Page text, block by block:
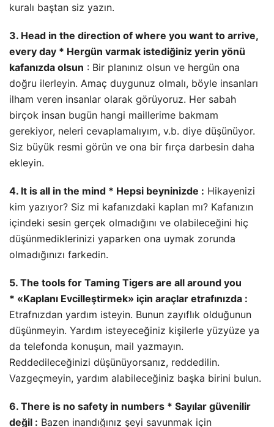
kuralı baştan siz yazın.
3. Head in the direction of where you want to arrive,
every day * Hergün varmak istediğiniz yerin yönü
kafanızda olsun : Bir planınız olsun ve hergün ona
doğru ilerleyin. Amaç duygunuz olmalı, böyle insanları
ilham veren insanlar olarak görüyoruz. Her sabah
birçok insan bugün hangi maillerime bakmam
gerekiyor, neleri cevaplamalıyım, v.b. diye düşünüyor.
Siz büyük resmi görün ve ona bir fırça darbesin daha
ekleyin.
4. It is all in the mind * Hepsi beyninizde : Hikayenizi
kim yazıyor? Siz mi kafanızdaki kaplan mı? Kafanızın
içindeki sesin gerçek olmadığını ve olabileceğini hiç
düşünmediklerinizi yaparken ona uymak zorunda
olmadığınızı farkedin.
5. The tools for Taming Tigers are all around you
* «Kaplanı Evcilleştirmek» için araçlar etrafınızda :
Etrafnızdan yardım isteyin. Bunun zayıflık olduğunun
düşünmeyin. Yardım isteyeceğiniz kişilerle yüzyüze ya
da telefonda konuşun, mail yazmayın.
Reddedileceğinizi düşünüyorsanız, reddedilin.
Vazgeçmeyin, yardım alabileceğiniz başka birini bulun.
6. There is no safety in numbers * Sayılar güvenilir
değil : Bazen inandığınız şeyi savunmak için